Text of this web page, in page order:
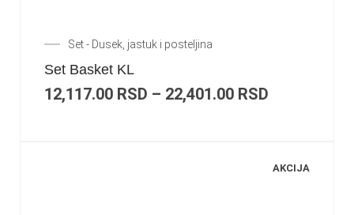
Set - Dusek, jastuk i posteljina
Set Basket KL
12,117.00 RSD – 22,401.00 RSD
AKCIJA